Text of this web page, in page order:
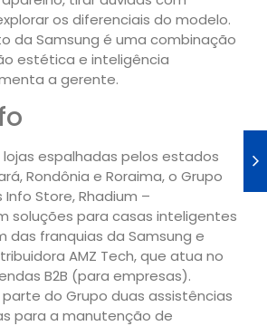
os diferenciais do modelo.
da Samsung é uma combinação
estética e inteligência
a gerente.
espalhadas pelos estados
Rondônia e Roraima, o Grupo
Store, Rhadium –
soluções para casas inteligentes
das franquias da Samsung e
AMZ Tech, que atua no
B2B (para empresas).
do Grupo duas assistências
para a manutenção de